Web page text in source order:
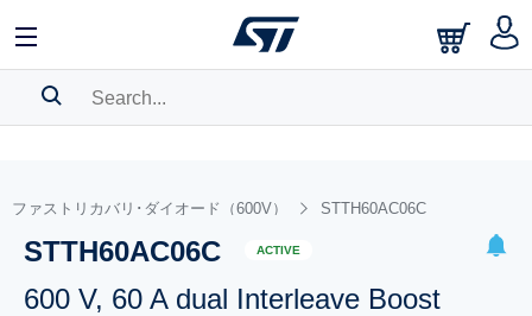
BOOKMARK
Please log into show your saved searches.
ファストリカバリ･ダイオード（600V） STTH60AC06C
STTH60AC06C ACTIVE
600 V, 60 A dual Interleave Boost